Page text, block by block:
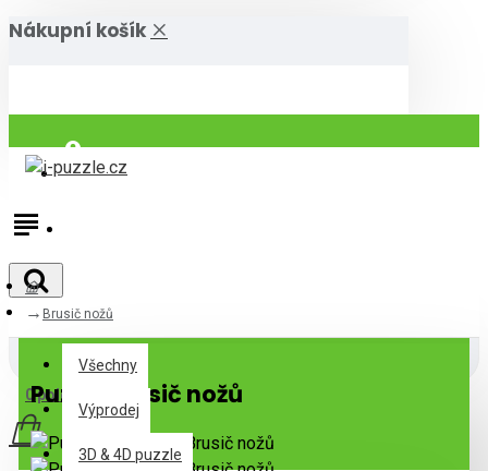
Nákupní košík
Přihlásit
Všechny
Všechny
Výprodej
3D & 4D puzzle
0 položek - 0Kč
Brusič nožů
Puzzle Brusič nožů